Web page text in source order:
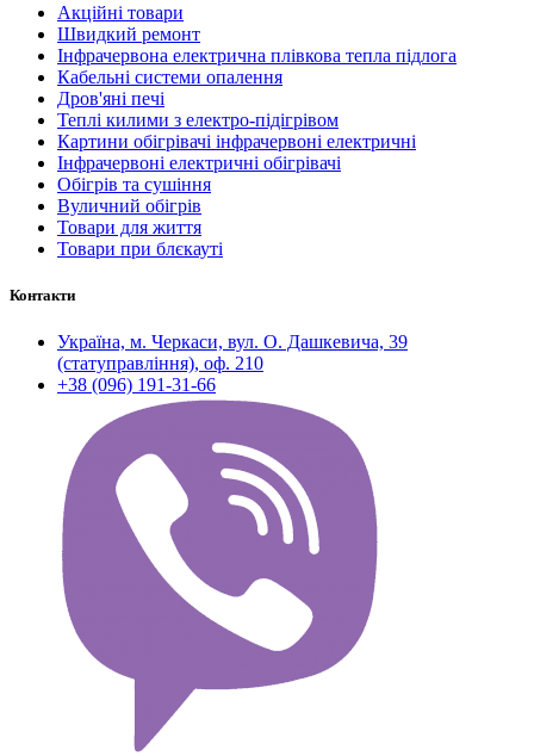
Акційні товари
Швидкий ремонт
Інфрачервона електрична плівкова тепла підлога
Кабельні системи опалення
Дров'яні печі
Теплі килими з електро-підігрівом
Картини обігрівачі інфрачервоні електричні
Інфрачервоні електричні обігрівачі
Обігрів та сушіння
Вуличний обігрів
Товари для життя
Товари при блєкауті
Контакти
Україна, м. Черкаси, вул. О. Дашкевича, 39
(статуправління), оф. 210
+38 (096) 191-31-66